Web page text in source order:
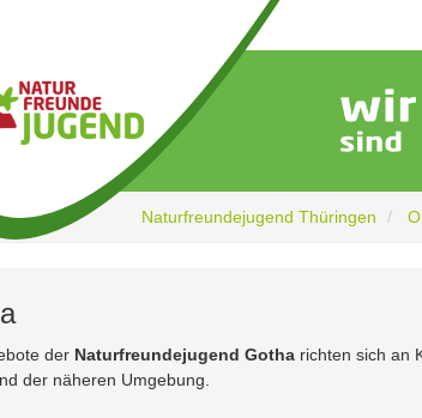
Naturfreundejugend Thüringen
der Naturfreundejugend Gotha richten sich an
der näheren Umgebung.